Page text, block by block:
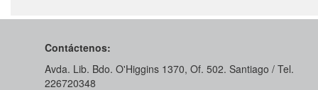
Contáctenos:
Avda. Lib. Bdo. O'Higgins 1370, Of. 502. Santiago / Tel.
226720348